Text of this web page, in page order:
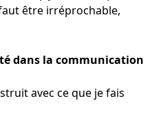
être irréprochable,
dans la communication
avec ce que je fais